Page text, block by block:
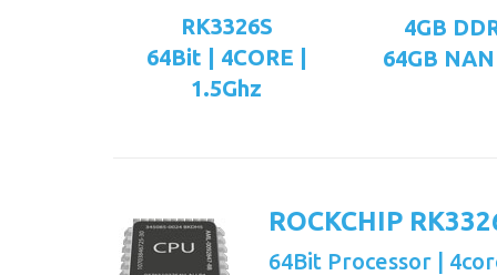
RK3326S
64Bit | 4CORE |
1.5Ghz
4GB
64GB
ROCKCHIP
64Bit Processor |